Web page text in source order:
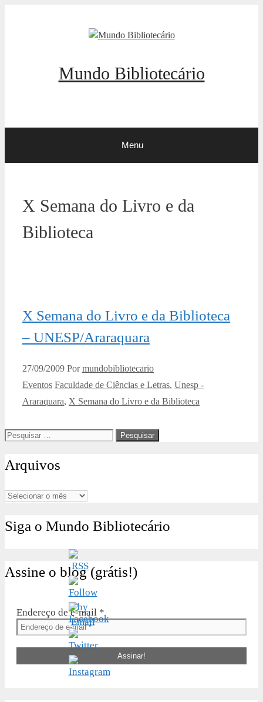
Mundo Bibliotecário
Menu
X Semana do Livro e da
Biblioteca
X Semana do Livro e da Biblioteca
– UNESP/Araraquara
27/09/2009 Pormundobibliotecario
Categorias
Eventos Tags
Faculdade de Ciências e Letras, Unesp -
Araraquara, X Semana do Livro e da Biblioteca
Pesquisar
Arquivos
Arquivos
Siga o Mundo Bibliotecário
Assine o blog (grátis!)
Endereço de e-mail *